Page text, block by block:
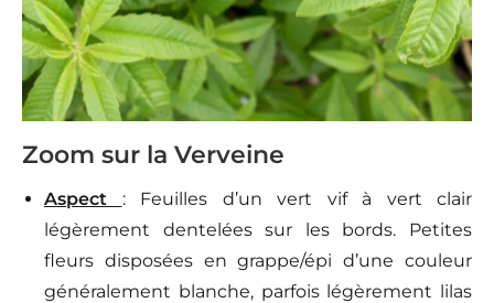
Zoom sur la Verveine
Aspect : Feuilles d’un vert vif à vert clair
légèrement dentelées sur les bords. Petites
fleurs disposées en grappe/épi d’une couleur
généralement blanche, parfois légèrement lilas